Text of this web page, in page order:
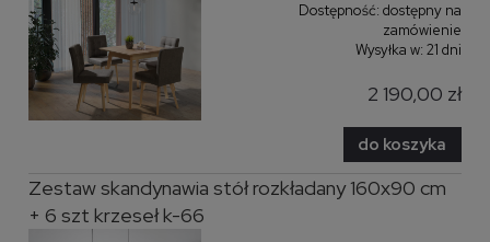
Dostępność: dostępny na
zamówienie
Wysyłka w: 21 dni
2 190,00 zł
do koszyka
Zestaw skandynawia stół rozkładany 160x90 cm
+ 6 szt krzeseł k-66